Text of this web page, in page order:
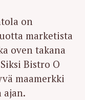
on
marketista
oven takana
Bistro O
maamerkki
ajan.